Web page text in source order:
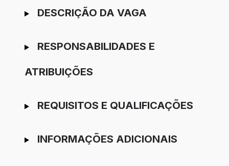
Ir para candidatura
DESCRIÇÃO DA VAGA
RESPONSABILIDADES E
ATRIBUIÇÕES
REQUISITOS E QUALIFICAÇÕES
INFORMAÇÕES ADICIONAIS